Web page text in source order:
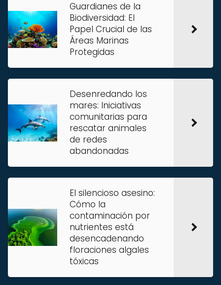
Guardianes de la
Biodiversidad: El
Papel Crucial de las
Áreas Marinas
Protegidas
Desenredando los
mares: Iniciativas
comunitarias para
rescatar animales
de redes
abandonadas
El silencioso asesino:
Cómo la
contaminación por
nutrientes está
desencadenando
floraciones algales
tóxicas